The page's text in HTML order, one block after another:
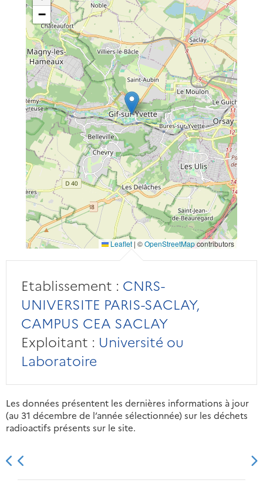
−
Leaflet | ©OpenStreetMapcontributors
Etablissement : CNRS-
UNIVERSITE PARIS-SACLAY,
CAMPUS CEA SACLAY
Exploitant : Université ou
Laboratoire
Les données présentent les dernières informations à jour
(au 31 décembre de l’année sélectionnée) sur les déchets
radioactifs présents sur le site.